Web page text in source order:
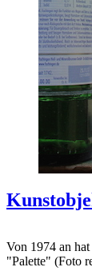
Von 1974 an
"Palette" (Foto